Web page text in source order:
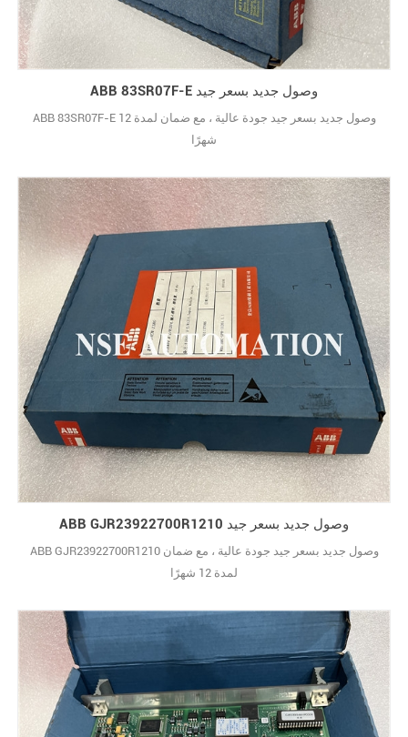
ABB 83SR07F-E وصول جديد بسعر جيد
ABB 83SR07F-E وصول جديد بسعر جيد جودة عالية ، مع ضمان لمدة 12
شهرًا
ABB GJR23922700R1210 وصول جديد بسعر جيد
ABB GJR23922700R1210 وصول جديد بسعر جيد جودة عالية ، مع ضمان
لمدة 12 شهرًا